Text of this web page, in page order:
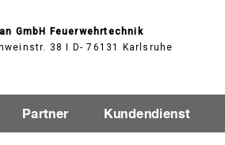
GmbH Feuerwehrtechnik
38 I D- 76131 Karlsruhe
Partner Kundendienst